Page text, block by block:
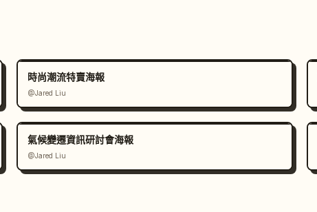
時尚潮流特賣海報
@Jared Liu
氣候變遷資訊研討會海報
@Jared Liu